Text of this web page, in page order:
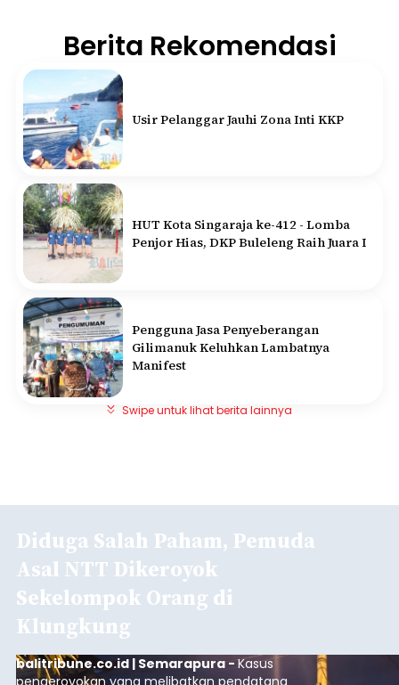
Berita Rekomendasi
Usir Pelanggar Jauhi Zona Inti KKP
HUT Kota Singaraja ke-412 - Lomba
Penjor Hias, DKP Buleleng Raih Juara I
Pengguna Jasa Penyeberangan
Gilimanuk Keluhkan Lambatnya
Manifest
Swipe untuk lihat berita lainnya
Diduga Salah Paham, Pemuda
Asal NTT Dikeroyok
Sekelompok Orang di
Klungkung
balitribune.co.id | Semarapura -Kasus
pengeroyokan yang melibatkan pendatang